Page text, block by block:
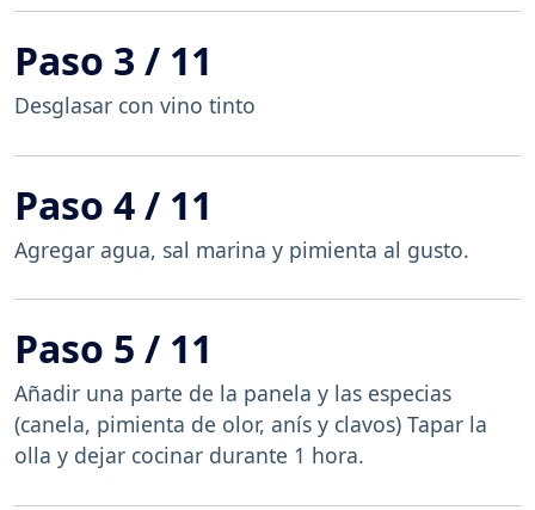
Paso 3 / 11
Desglasar con vino tinto
Paso 4 / 11
Agregar agua, sal marina y pimienta al gusto.
Paso 5 / 11
Añadir una parte de la panela y las especias
(canela, pimienta de olor, anís y clavos) Tapar la
olla y dejar cocinar durante 1 hora.